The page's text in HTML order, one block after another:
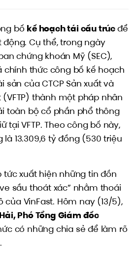
bố kế hoạch tái cấu trúcđể
Cụ thể, trong ngày
chứng khoán Mỹ (SEC),
chính thức công bố kế hoạch
sản của CTCP Sản xuất và
(VFTP) thành một pháp nhân
toàn bộ cổ phần phổ thông
tại VFTP. Theo công bố này,
13.309,6 tỷ đồng (530 triệu
tức xuất hiện những tin đồn
sầu thoát xác” nhằm thoái
của VinFast. Hôm nay (13/5),
Phó Tổng Giám đốc
có những chia sẻ để làm rõ